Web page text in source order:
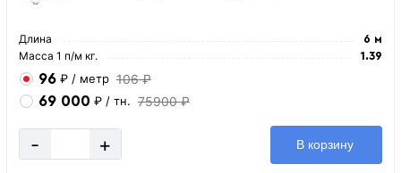
Длина 6 м
Масса 1 п/м кг. 1.39
96 ₽ / метр 106 ₽
69 000 ₽ / тн. 75900 ₽
- + В корзину